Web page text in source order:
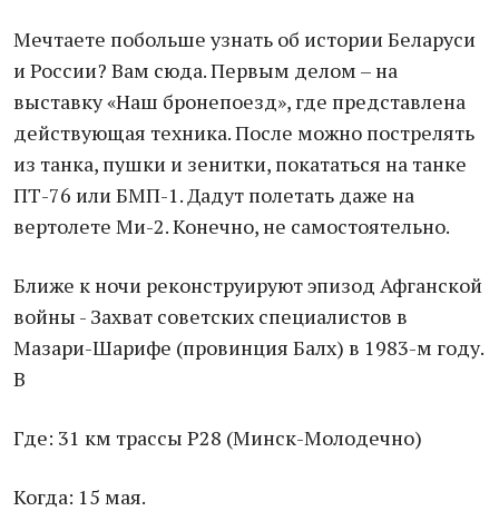
Мечтаете побольше узнать об истории Беларуси
и России? Вам сюда. Первым делом – на
выставку «Наш бронепоезд», где представлена
действующая техника. После можно пострелять
из танка, пушки и зенитки, покататься на танке
ПТ-76 или БМП-1. Дадут полетать даже на
вертолете Ми-2. Конечно, не самостоятельно.
Ближе к ночи реконструируют эпизод Афганской
войны - Захват советских специалистов в
Мазари-Шарифе (провинция Балх) в 1983-м году.
В
Где: 31 км трассы Р28 (Минск-Молодечно)
Когда: 15 мая.